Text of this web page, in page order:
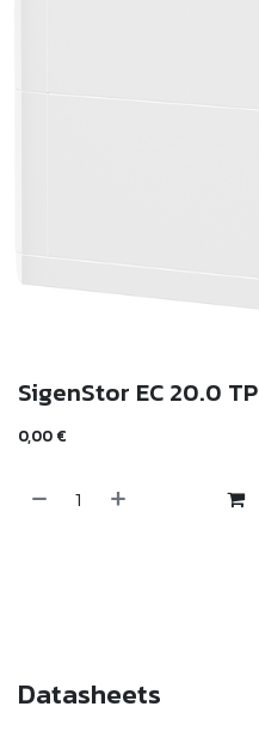
SigenStor EC 20.0 TP
0,00 €
Datasheets